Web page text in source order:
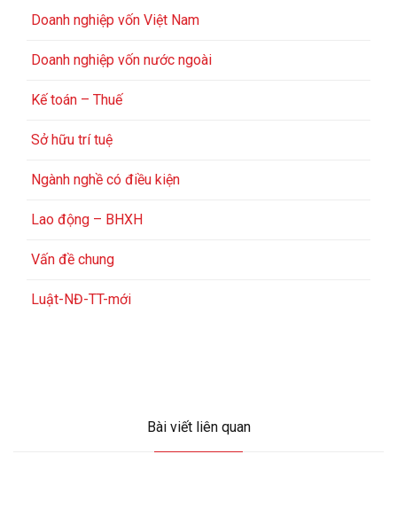
Doanh nghiệp vốn Việt Nam
Doanh nghiệp vốn nước ngoài
Kế toán – Thuế
Sở hữu trí tuệ
Ngành nghề có điều kiện
Lao động – BHXH
Vấn đề chung
Luật-NĐ-TT-mới
Bài viết liên quan